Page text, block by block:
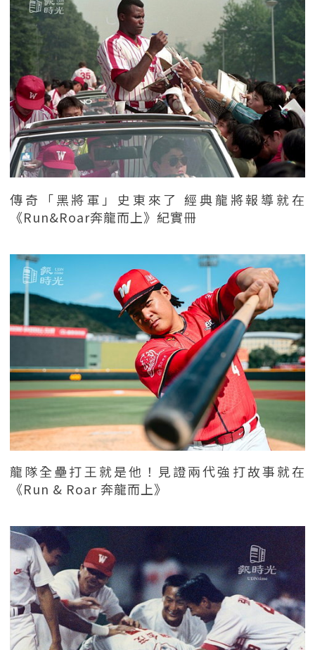
傳奇「黑將軍」史東來了 經典龍將報導就在
《Run&Roar奔龍而上》紀實冊
龍隊全壘打王就是他！見證兩代強打故事就在
《Run & Roar 奔龍而上》